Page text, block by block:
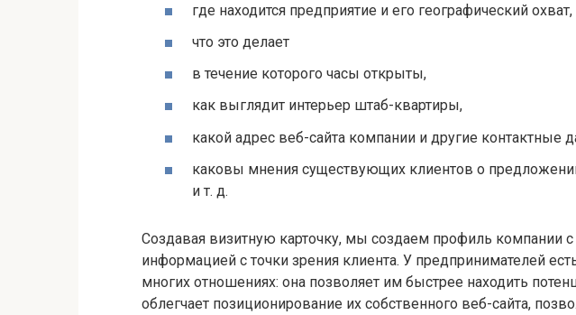
где находится предприятие и его географический охват,
что это делает
в течение которого часы открыты,
как выглядит интерьер штаб-квартиры,
какой адрес веб-сайта компании и другие контактные
каковы мнения существующих клиентов о
и т. д.
Создавая визитную карточку, мы создаем профиль компании
информацией с точки зрения клиента. У предпринимателей
многих отношениях: она позволяет им быстрее находить
облегчает позиционирование их собственного веб-сайта,